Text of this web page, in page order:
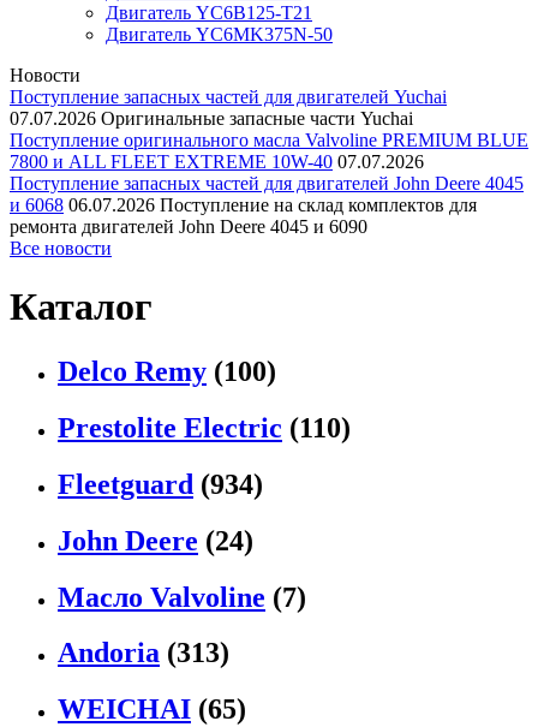
Двигатель YC6B125-T21
Двигатель YC6MK375N-50
Новости
Поступление запасных частей для двигателей Yuchai
07.07.2026 Оригинальные запасные части Yuchai
Поступление оригинального масла Valvoline PREMIUM BLUE
7800 и ALL FLEET EXTREME 10W-40 07.07.2026
Поступление запасных частей для двигателей John Deere 4045
и 6068 06.07.2026 Поступление на склад комплектов для
ремонта двигателей John Deere 4045 и 6090
Все новости
Каталог
Delco Remy (100)
Prestolite Electric (110)
Fleetguard (934)
John Deere (24)
Масло Valvoline (7)
Andoria (313)
WEICHAI (65)